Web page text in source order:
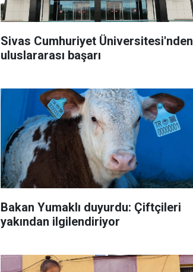
Sivas Cumhuriyet Üniversitesi'nden
uluslararası başarı
Bakan Yumaklı duyurdu: Çiftçileri
yakından ilgilendiriyor